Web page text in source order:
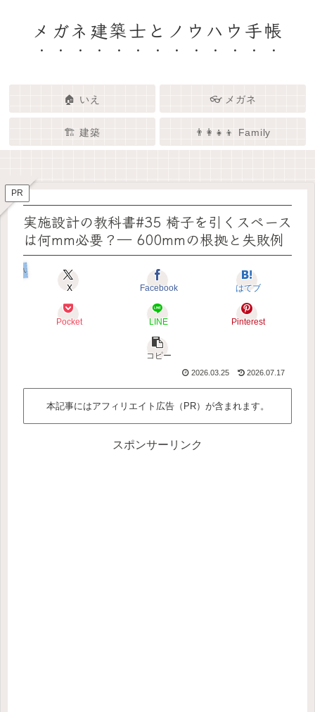
メガネ建築士とノウハウ手帳
🏠 いえ 👓 メガネ
🏗️ 建築 👨‍👩‍👧‍👦 Family
🏠✨ 建築士と考える「いい家」
👓✨ メガネの奥にある「わたし
🏗️✨ 建築 × エンタメで、暮らし
👨‍👩‍👧🌿 Family – 暮らしを育て
PR
実施設計の教科書#35 椅子を引くスペース
は何mm必要？― 600mmの根拠と失敗例
いえのキホン
X Facebook はてブ
Pocket LINE Pinterest
コピー
2026.03.25 2026.07.17
本記事にはアフィリエイト広告（PR）が含まれます。
スポンサーリンク